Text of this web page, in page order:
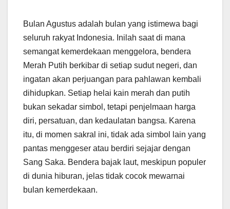
Bulan Agustus adalah bulan yang istimewa bagi
seluruh rakyat Indonesia. Inilah saat di mana
semangat kemerdekaan menggelora, bendera
Merah Putih berkibar di setiap sudut negeri, dan
ingatan akan perjuangan para pahlawan kembali
dihidupkan. Setiap helai kain merah dan putih
bukan sekadar simbol, tetapi penjelmaan harga
diri, persatuan, dan kedaulatan bangsa. Karena
itu, di momen sakral ini, tidak ada simbol lain yang
pantas menggeser atau berdiri sejajar dengan
Sang Saka. Bendera bajak laut, meskipun populer
di dunia hiburan, jelas tidak cocok mewarnai
bulan kemerdekaan.